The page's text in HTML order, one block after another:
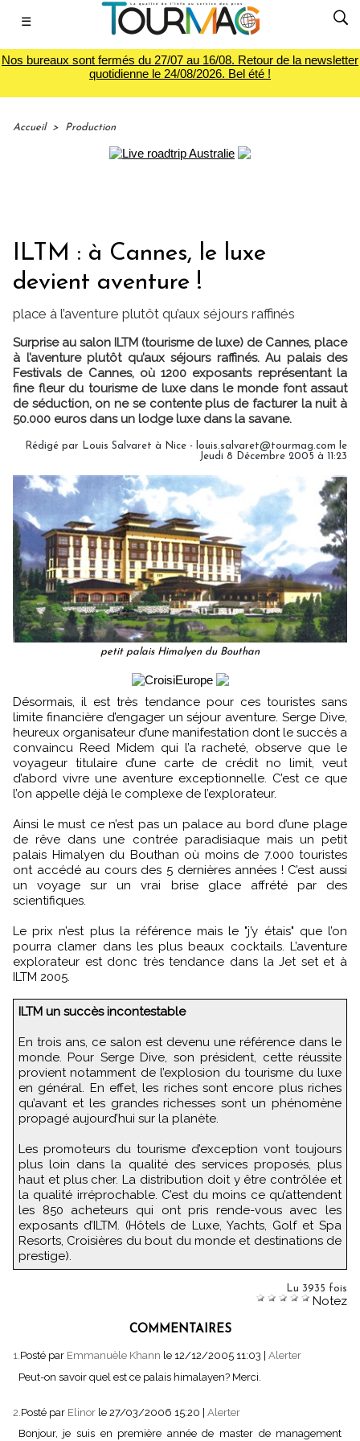
☰
Nos bureaux sont fermés du 27/07 au 16/08. Retour de la newsletter
quotidienne le 24/08/2026. Bel été !
Accueil > Production
ILTM : à Cannes, le luxe
devient aventure !
place à l’aventure plutôt qu’aux séjours raffinés
Surprise au salon ILTM (tourisme de luxe) de Cannes, place
à l’aventure plutôt qu’aux séjours raffinés. Au palais des
Festivals de Cannes, où 1200 exposants représentant la
fine fleur du tourisme de luxe dans le monde font assaut
de séduction, on ne se contente plus de facturer la nuit à
50.000 euros dans un lodge luxe dans la savane.
Rédigé par Louis Salvaret à Nice - louis.salvaret@tourmag.com le
Jeudi 8 Décembre 2005 à 11:23
petit palais Himalyen du Bouthan
Désormais, il est très tendance pour ces touristes sans
limite financière d’engager un séjour aventure. Serge Dive,
heureux organisateur d’une manifestation dont le succès a
convaincu Reed Midem qui l’a racheté, observe que le
voyageur titulaire d’une carte de crédit no limit, veut
d’abord vivre une aventure exceptionnelle. C’est ce que
l’on appelle déjà le complexe de l’explorateur.
Ainsi le must ce n’est pas un palace au bord d’une plage
de rêve dans une contrée paradisiaque mais un petit
palais Himalyen du Bouthan où moins de 7.000 touristes
ont accédé au cours des 5 dernières années ! C’est aussi
un voyage sur un vrai brise glace affrété par des
scientifiques.
Le prix n’est plus la référence mais le "j’y étais" que l’on
pourra clamer dans les plus beaux cocktails. L’aventure
explorateur est donc très tendance dans la Jet set et à
ILTM 2005.
ILTM un succès incontestable
En trois ans, ce salon est devenu une référence dans le
monde. Pour Serge Dive, son président, cette réussite
provient notamment de l’explosion du tourisme du luxe
en général. En effet, les riches sont encore plus riches
qu’avant et les grandes richesses sont un phénomène
propagé aujourd’hui sur la planète.
Les promoteurs du tourisme d’exception vont toujours
plus loin dans la qualité des services proposés, plus
haut et plus cher. La distribution doit y être contrôlée et
la qualité irréprochable. C’est du moins ce qu’attendent
les 850 acheteurs qui ont pris rende-vous avec les
exposants d’ILTM. (Hôtels de Luxe, Yachts, Golf et Spa
Resorts, Croisières du bout du monde et destinations de
prestige).
Lu 3935 fois
Notez
COMMENTAIRES
1.Posté par Emmanuèle Khann le 12/12/2005 11:03
Alerter
Peut-on savoir quel est ce palais himalayen? Merci.
2. Posté par Elinor le 27/03/2006 15:20 | Alerter
Bonjour, je suis en première année de master de management